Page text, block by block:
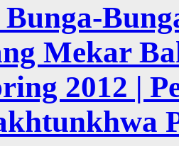
Bunga-
Mekar
2012 |